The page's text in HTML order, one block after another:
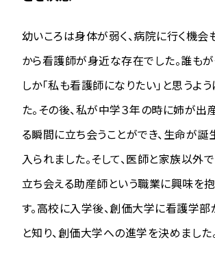
幼いころは身体が弱く、病院に行く機会
から看護師が身近な存在でした。誰もが
しか「私も看護師になりたい」と思うよ
た。その後、私が中学３年の時に姉が出
る瞬間に立ち会うことができ、生命が誕
入られました。そして、医師と家族以外
立ち会える助産師という職業に興味を抱
す。高校に入学後、創価大学に看護学
と知り、創価大学への進学を決めました